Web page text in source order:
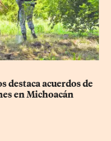
destaca acuerdos de
en Michoacán